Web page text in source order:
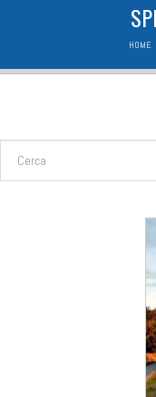
HOME
FORM DI RICERCA